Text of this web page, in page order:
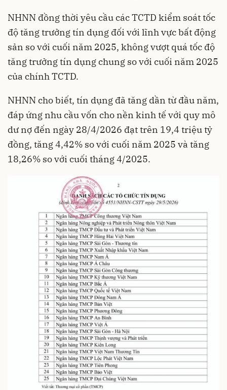
NHNN đồng thời yêu cầu các TCTD kiểm soát tốc
độ tăng trưởng tín dụng đối với lĩnh vực bất động
sản so với cuối năm 2025, không vượt quá tốc độ
tăng trưởng tín dụng chung so với cuối năm 2025
của chính TCTD.
NHNN cho biết, tín dụng đã tăng dần từ đầu năm,
đáp ứng nhu cầu vốn cho nền kinh tế với quy mô
dư nợ đến ngày 28/4/2026 đạt trên 19,4 triệu tỷ
đồng, tăng 4,42% so với cuối năm 2025 và tăng
18,26% so với cuối tháng 4/2025.